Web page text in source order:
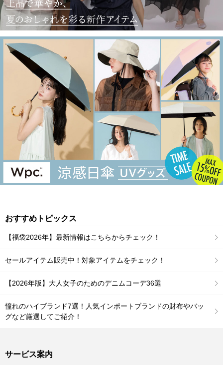
おすすめトピックス
【福袋2026年】最新情報はこちらからチェック！
セールアイテム販売中！対象アイテムをチェック！
【2026年版】大人女子のためのデニムコーデ36選
憧れのハイブランド7選！人気インポートブランドの財布やバッ
グなど厳選してご紹介！
サービス案内